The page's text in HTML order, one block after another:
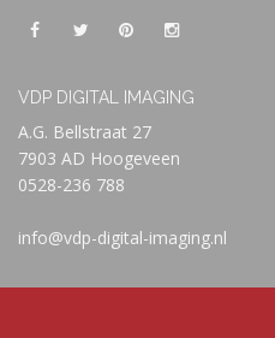
VDP DIGITAL IMAGING
A.G. Bellstraat 27
7903 AD Hoogeveen
0528-236 788
info@vdp-digital-imaging.nl